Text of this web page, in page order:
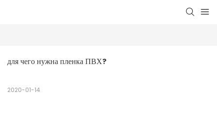
для чего нужна пленка ПВХ?
2020-01-14